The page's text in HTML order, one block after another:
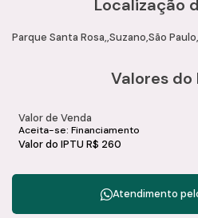
Localização
Parque Santa Rosa Suzano São
Valores do
Valor de Venda
Aceita-se: Financiamento
Valor do IPTU R$ 260
Atendimento